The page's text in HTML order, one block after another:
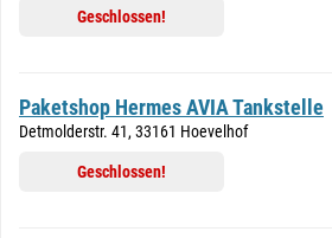
Geschlossen!
Paketshop Hermes AVIA Tankstelle
Detmolderstr. 41, 33161 Hoevelhof
Geschlossen!